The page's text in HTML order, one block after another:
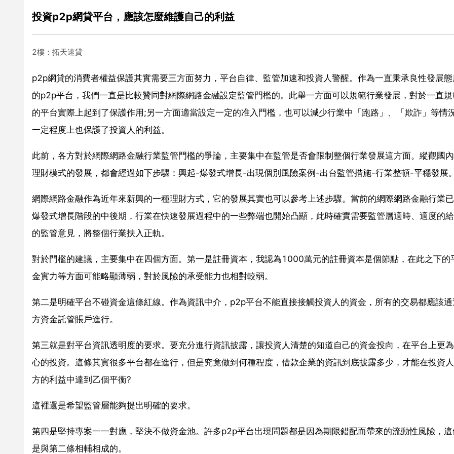
投資p2p網貸平台，應該怎麼維護自己的利益
2樓：拓天速貸
p2p網貸的消費者權益保護其實需要三方面努力，平台自律、監管加速和投資人警醒。作為一直秉承良性發展
的p2p平台，我們一直是比較贊同對網際網路金融設定監管門檻的。此舉一方面可以規範行業發展，對於一直
的平台實際上起到了保護作用;另一方面適當設定一定的准入門檻，也可以減少行業中「跑路」、「欺詐」等情
一定程度上也保護了投資人的利益。
此前，各方對於網際網路金融行業監管門檻的爭論，主要集中在監管是否會限制整個行業發展這方面。縱觀國
理財模式的發展，都會經過如下步驟：興起-爆發式增長-出現個別風險案例-出台監管措施-行業整頓-平穩發展
網際網路金融作為近年來新興的一種理財方式，它的發展其實也可以參考上述步驟。當前的網際網路金融行業
爆發式增長階段的中後期，行業在快速發展過程中的一些弊端也開始凸顯，此時確實需要監管層適時、適度的
的監管意見，將整個行業扶入正軌。
對於門檻的建議，主要集中在四個方面。第一是註冊資本，我認為1000萬元的註冊資本是個節點，在此之下的
金實力等方面可能略顯薄弱，對於風險的承受能力也相對較弱。
第二是明確平台不碰資金這條紅線。作為資訊中介，p2p平台不能直接接觸投資人的資金，所有的交易都應該
方資金託管賬戶進行。
第三就是對平台資訊透明度的要求。要充分進行資訊披露，讓投資人清楚的知道自己的資金投向，在平台上更
心的投資。這條其實很多平台都在進行，但是究竟做到何種程度，借款企業的資訊到底披露多少，才能在投資
方的利益中達到乙個平衡?
這裡還是希望監管層能夠提出明確的要求。
第四是堅持專案一一對應，堅決不做資金池。許多p2p平台出現問題都是因為期限錯配而帶來的流動性風險，
是與第二條相輔相成的。